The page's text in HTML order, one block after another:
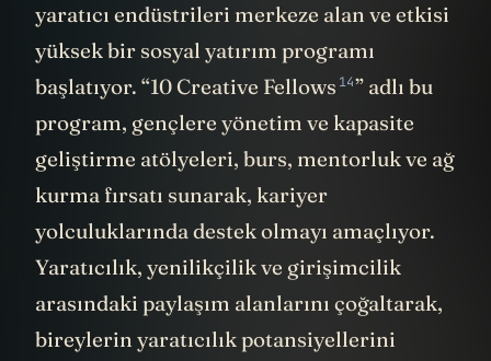
yaratıcı endüstrileri merkeze alan ve etkisi
yüksek bir sosyal yatırım programı
başlatıyor. “10 Creative Fellows 14” adlı bu
program, gençlere yönetim ve kapasite
geliştirme atölyeleri, burs, mentorluk ve ağ
kurma fırsatı sunarak, kariyer
yolculuklarında destek olmayı amaçlıyor.
Yaratıcılık, yenilikçilik ve girişimcilik
arasındaki paylaşım alanlarını çoğaltarak,
bireylerin yaratıcılık potansiyellerini